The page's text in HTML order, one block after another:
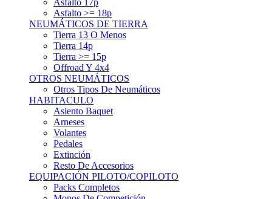
Asfalto 17p
Asfalto >= 18p
NEUMÁTICOS DE TIERRA
Tierra 13 O Menos
Tierra 14p
Tierra >= 15p
Offroad Y 4x4
OTROS NEUMÁTICOS
Otros Tipos De Neumáticos
HABITACULO
Asiento Baquet
Arneses
Volantes
Pedales
Extinción
Resto De Accesorios
EQUIPACIÓN PILOTO/COPILOTO
Packs Completos